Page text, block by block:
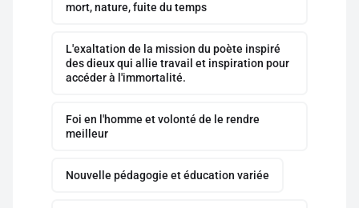
mort, nature, fuite du temps
L'exaltation de la mission du poète inspiré
des dieux qui allie travail et inspiration pour
accéder à l'immortalité.
Foi en l'homme et volonté de le rendre
meilleur
Nouvelle pédagogie et éducation variée